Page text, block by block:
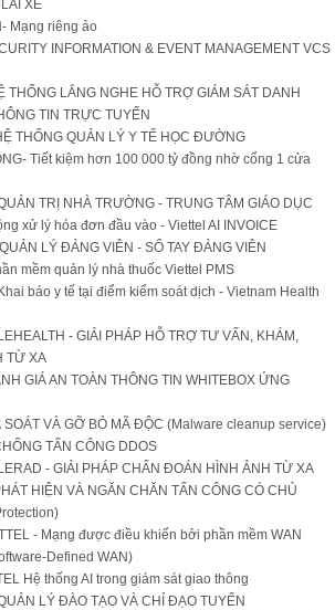
XE
Mạng riêng ảo
INFORMATION & EVENT MANAGEMENT VCS
THỐNG LẮNG NGHE HỖ TRỢ GIÁM SÁT DANH
TIN TRỰC TUYẾN
THỐNG QUẢN LÝ Y TẾ HỌC ĐƯỜNG
Tiết kiệm hơn 100 000 tỷ đồng nhờ cổng 1 cửa
TRỊ NHÀ TRƯỜNG - TRUNG TÂM GIÁO DỤC
xử lý hóa đơn đầu vào - Viettel AI INVOICE
LÝ ĐẢNG VIÊN - SỔ TAY ĐẢNG VIÊN
mềm quản lý nhà thuốc Viettel PMS
báo y tế tại điểm kiểm soát dịch - Vietnam Health
- GIẢI PHÁP HỖ TRỢ TƯ VẤN, KHÁM,
TỪ XA
GIÁ AN TOÀN THÔNG TIN WHITEBOX ỨNG
SOÁT VÀ GỠ BỎ MÃ ĐỘC (Malware cleanup service)
TẤN CÔNG DDOS
- GIẢI PHÁP CHẨN ĐOÁN HÌNH ẢNH TỪ XA
HIỆN VÀ NGĂN CHĂN TẤN CÔNG CÓ CHỦ
- Mạng được điều khiển bởi phần mềm WAN
Defined WAN)
Hệ thống AI trong giám sát giao thông
LÝ ĐÀO TẠO VÀ CHỈ ĐẠO TUYẾN